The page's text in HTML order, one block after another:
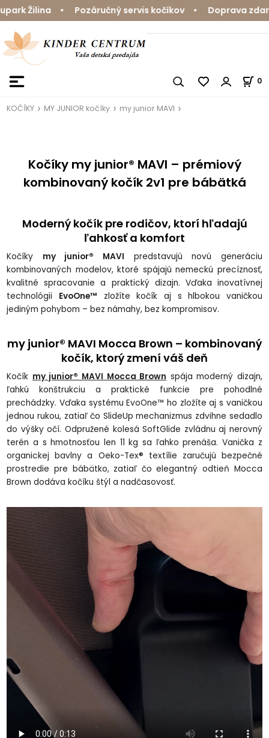
Žilina • Pozáručný servis kočíkov • Doprava
0
KOČÍKY MY JUNIOR kočíky my junior MAVI
Kočíky my junior® MAVI – prémiový
kombinovaný kočík 2v1 pre bábätká
Moderný kočík pre rodičov, ktorí hľadajú
ľahkosť a komfort
Kočíky my junior® MAVI predstavujú novú generáciu
kombinovaných modelov, ktoré spájajú nemeckú precíznosť,
kvalitné spracovanie a praktický dizajn. Vďaka inovatívnej
technológii EvoOne™ zložíte kočík aj s hlbokou vaničkou
jediným pohybom – bez námahy, bez kompromisov.
my junior® MAVI Mocca Brown – kombinovaný
kočík, ktorý zmení váš deň
Kočík my junior® MAVI Mocca Brown spája moderný dizajn,
ľahkú konštrukciu a praktické funkcie pre pohodlné
prechádzky. Vďaka systému EvoOne™ ho zložíte aj s vaničkou
jednou rukou, zatiaľ čo SlideUp mechanizmus zdvihne sedadlo
do výšky očí. Odpružené kolesá SoftGlide zvládnu aj nerovný
terén a s hmotnosťou len 11 kg sa ľahko prenáša. Vanička z
organickej bavlny a Oeko-Tex® textílie zaručujú bezpečné
prostredie pre bábätko, zatiaľ čo elegantný odtieň Mocca
Brown dodáva kočíku štýl a nadčasovosť.